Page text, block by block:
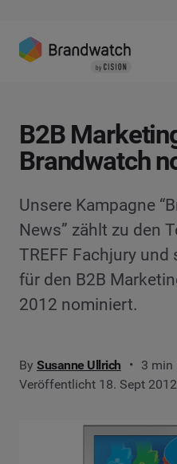
B2B
Brandwatch
Unsere Kampagne
News” zählt zu den
TREFF Fachjury
für den B2B
2012 nominiert.
By Susanne Ullrich
3 min
Veröffentlicht 18. Sept 2012